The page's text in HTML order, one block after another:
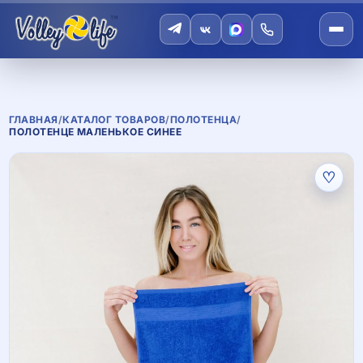
ГЛАВНАЯ/КАТАЛОГ ТОВАРОВ/ПОЛОТЕНЦА/
ПОЛОТЕНЦЕ МАЛЕНЬКОЕ СИНЕЕ
♡